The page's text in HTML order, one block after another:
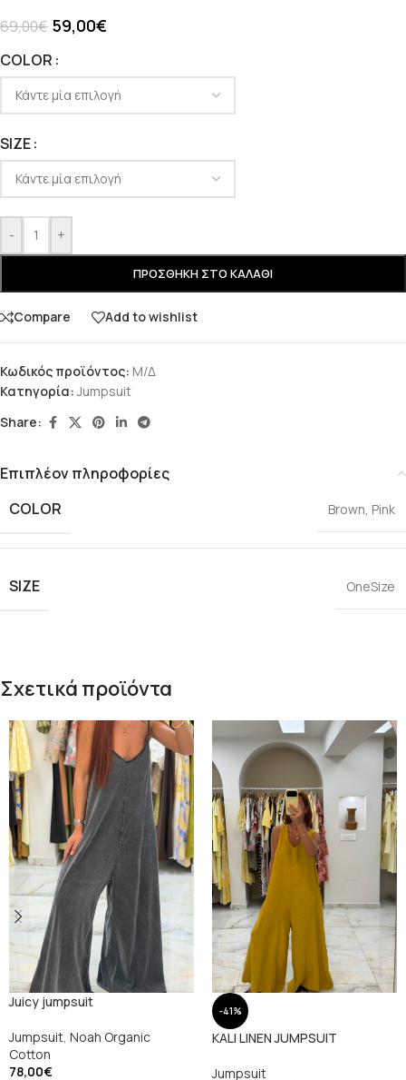
69,00€ 59,00€
COLOR
SIZE
- +
ΠΡΟΣΘΉΚΗ ΣΤΟ ΚΑΛΆΘΙ
Compare Add to wishlist
Κωδικός προϊόντος: Μ/Δ
Κατηγορία: Jumpsuit
Share:
Επιπλέον πληροφορίες
COLOR
Brown Pink
SIZE OneSize
Σχετικά προϊόντα
Juicy jumpsuit
Jumpsuit Noah Organic
Cotton
78,00€
-41%
KALI LINEN JUMPSUIT
Jumpsuit